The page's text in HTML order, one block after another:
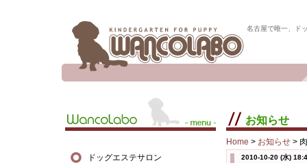
名古屋で唯一、ド
お知らせ
Home > お知らせ >
2010-10-20 (水)
ドッグエステサロン